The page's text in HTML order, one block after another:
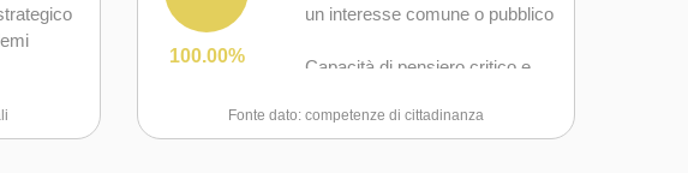
100.00%
un interesse comune o pubblico
Capacità di pensiero critico e
dei problemi
Fonte dato: competenze di cittadinanza